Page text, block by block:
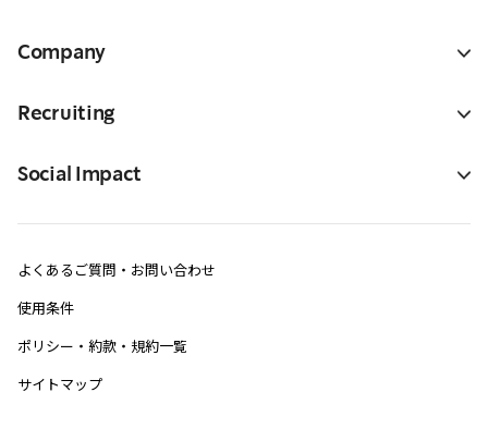
Company
Recruiting
Social Impact
よくあるご質問・お問い合わせ
使用条件
ポリシー・約款・規約一覧
サイトマップ